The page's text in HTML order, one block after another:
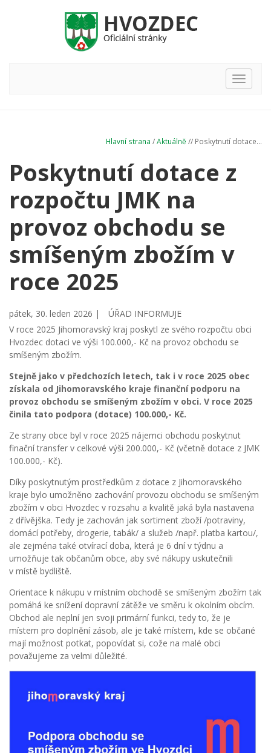
Hlavní
nabídka
Hlavní strana /Aktuálně // Poskytnutí dotace...
Poskytnutí dotace z
rozpočtu JMK na
provoz obchodu se
smíšeným zbožím v
roce 2025
pátek, 30. leden 2026 |
ÚŘAD INFORMUJE
V roce 2025 Jihomoravský kraj poskytl ze svého rozpočtu obci
Hvozdec dotaci ve výši 100.000,- Kč na provoz obchodu se
smíšeným zbožím.
Stejně jako v předchozích letech, tak i v roce 2025 obec
získala od Jihomoravského kraje finanční podporu na
provoz obchodu se smíšeným zbožím v obci. V roce 2025
činila tato podpora (dotace) 100.000,- Kč.
Ze strany obce byl v roce 2025 nájemci obchodu poskytnut
finační transfer v celkové výši 200.000,- Kč (včetně dotace z JMK
100.000,- Kč).
Díky poskytnutým prostředkům z dotace z Jihomoravského
kraje bylo umožněno zachování provozu obchodu se smíšeným
zbožím v obci Hvozdec v rozsahu a kvalitě jaká byla nastavena
z dřívějška. Tedy je zachován jak sortiment zboží /potraviny,
domácí potřeby, drogerie, tabák/ a služeb /např. platba kartou/,
ale zejména také otvírací doba, která je 6 dní v týdnu a
umožňuje tak občanům obce, aby své nákupy uskutečnili
v místě bydliště.
Orientace k nákupu v místním obchodě se smíšeným zbožím tak
pomáhá ke snížení dopravní zátěže ve směru k okolním obcím.
Obchod ale neplní jen svoji primární funkci, tedy to, že je
místem pro doplnění zásob, ale je také místem, kde se občané
mají možnost potkat, popovídat si, cože na malé obci
považujeme za velmi důležité.